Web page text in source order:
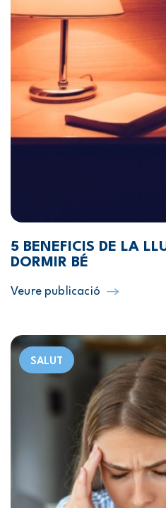
5 BENEFICIS DE LA
DORMIR BÉ
Veure publicació
SALUT